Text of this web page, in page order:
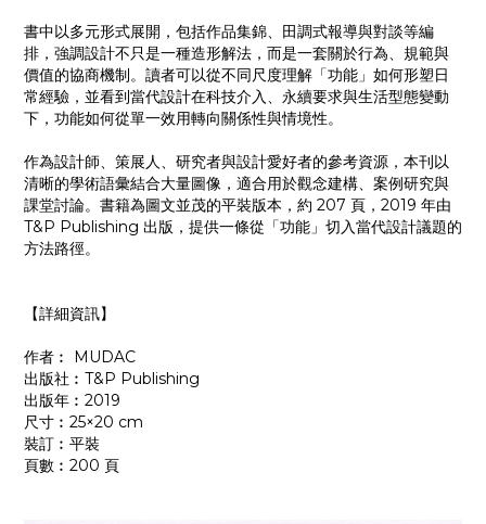
書中以多元形式展開，包括作品集錦、田調式報導與對談等編
排，強調設計不只是一種造形解法，而是一套關於行為、規範與
價值的協商機制。讀者可以從不同尺度理解「功能」如何形塑日
常經驗，並看到當代設計在科技介入、永續要求與生活型態變動
下，功能如何從單一效用轉向關係性與情境性。
作為設計師、策展人、研究者與設計愛好者的參考資源，本刊以
清晰的學術語彙結合大量圖像，適合用於觀念建構、案例研究與
課堂討論。書籍為圖文並茂的平裝版本，約 207 頁，2019 年由
T&P Publishing 出版，提供一條從「功能」切入當代設計議題的
方法路徑。
【詳細資訊】
作者︰ MUDAC
出版社︰T&P Publishing
出版年︰2019
尺寸︰25×20 cm
裝訂︰平裝
頁數︰200 頁